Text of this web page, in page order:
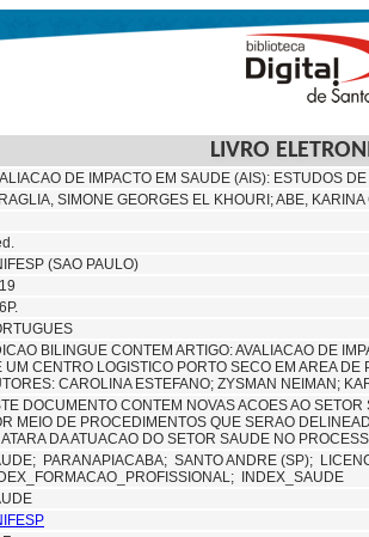
LIVRO
DE IMPACTO EM SAUDE (AIS): ESTUDOS
SIMONE GEORGES EL KHOURI; ABE,
(SAO PAULO)
BILINGUE CONTEM ARTIGO: AVALIACAO DE
UM CENTRO LOGISTICO PORTO SECO EM AREA
CAROLINA ESTEFANO; ZYSMAN NEIMAN;
DOCUMENTO CONTEM NOVAS ACOES AO
MEIO DE PROCEDIMENTOS QUE SERAO
DA ATUACAO DO SETOR SAUDE NO
PARANAPIACABA; SANTO ANDRE (SP);
INDEX_SAUDE